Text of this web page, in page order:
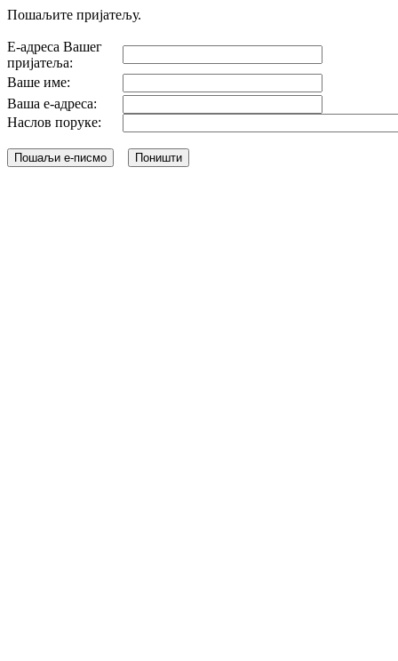
Пошаљите пријатељу.
Е-адреса Вашег
пријатеља:
Ваше име:
Ваша е-адреса:
Наслов поруке: